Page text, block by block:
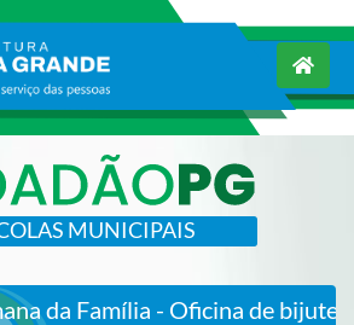
MUNICIPAIS
da Família - Oficina de